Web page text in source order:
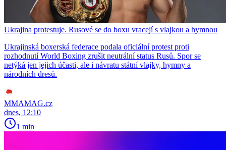
Ukrajina protestuje. Rusové se do boxu vracejí s vlajkou a hymnou
Ukrajinská boxerská federace podala oficiální protest proti
rozhodnutí World Boxing zrušit neutrální status Rusů. Spor se
netýká jen jejich účasti, ale i návratu státní vlajky, hymny a
národních dresů.
MMAMAG.cz
dnes, 12:10
1 min